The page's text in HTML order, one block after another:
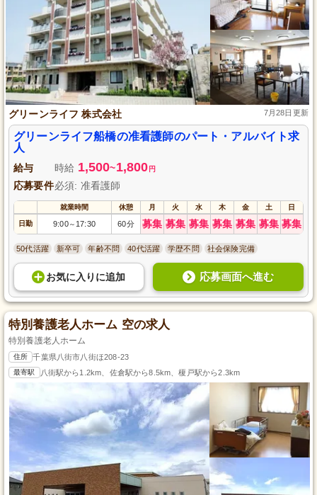
グリーンライフ 株式会社 7月28日更新
グリーンライフ船橋の准看護師のパート・アルバイト求
人
給与 時給 1,500~1,800 円
応募要件必須: 准看護師
就業時間 休憩 月 火 水 木 金 土 日
日勤 9:00～ 17:30 60分 募集 募集 募集 募集 募集 募集 募集
50代活躍 新卒可 年齢不問 40代活躍 学歴不問 社会保険完備
お気に入り に追加 応募画面へ進む
特別養護老人ホーム 空の求人
特別養護老人ホーム
住所 千葉県八街市八街ほ208-23
最寄駅 八街駅から1.2km、佐倉駅から8.5km、榎戸駅から2.3km